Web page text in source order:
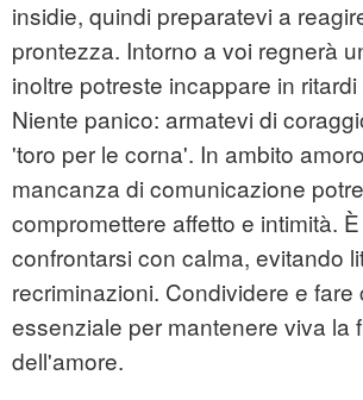
insidie, quindi preparatevi a
prontezza. Intorno a voi regnerà
inoltre potreste incappare in
Niente panico: armatevi di
'toro per le corna'. In ambito
mancanza di comunicazione
compromettere affetto e intimità.
confrontarsi con calma, evitando
recriminazioni. Condividere e
essenziale per mantenere viva la
dell'amore.